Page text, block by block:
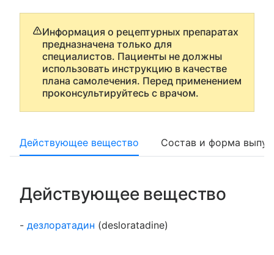
Информация о рецептурных препаратах
предназначена только для
специалистов. Пациенты не должны
использовать инструкцию в качестве
плана самолечения. Перед применением
проконсультируйтесь с врачом.
Действующее вещество Состав и форма
Действующее вещество
- дезлоратадин (desloratadine)